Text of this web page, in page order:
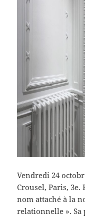
Vendredi 24
Crousel, Paris,
nom attaché à la
relationnelle ».